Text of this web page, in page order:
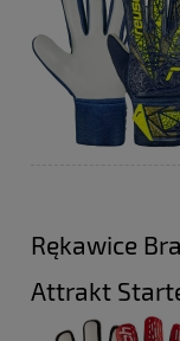
Rękawice
Attrakt